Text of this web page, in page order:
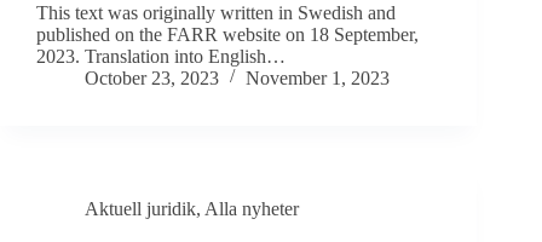
This text was originally written in Swedish and
published on the FARR website on 18 September,
2023. Translation into English…
October 23, 2023
November 1, 2023
Aktuell juridik, Alla nyheter